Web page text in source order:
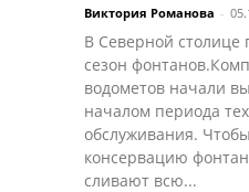
Виктория Романова -
В Северной столице
сезон
водометов начали
началом периода
обслуживания.
консервацию
сливают всю...